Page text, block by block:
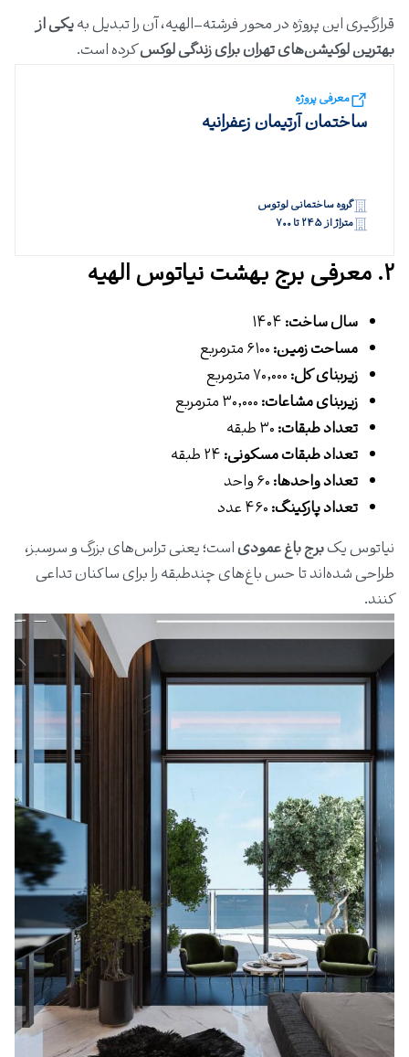
قرارگیری این پروژه در محور فرشته–الهیه، آن را تبدیل بهیکی از
بهترین لوکیشن‌های تهران برای زندگی لوکسکرده است.
معرفی پروژه
ساختمان آرتیمان زعفرانیه
گروه ساختمانی لوتوس
متراژ از ۲۴۵ تا ۷۰۰
۲. معرفی برج بهشت نیاتوس الهیه
سال ساخت:
مساحت زمین:
زیربنای کل:
زیربنای مشاعات:
تعداد طبقات:
تعداد طبقات مسکونی:
تعداد واحدها:
تعداد پارکینگ:
نیاتوس یکبرج باغ عمودیاست؛ یعنی تراس‌های بزرگ و سرسبز،
طراحی شده‌اند تا حس باغ‌های چندطبقه را برای ساکنان تداعی
کنند.